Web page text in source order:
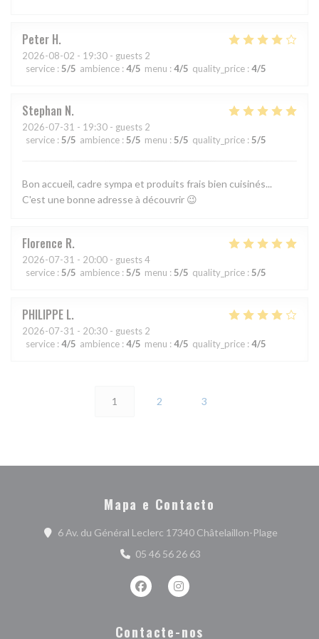
Peter H
2026-08-02 - 19:30 - guests 2
service : 5/5 ambience : 4/5 menu : 4/5 quality_price : 4/5
Stephan N
2026-07-31 - 19:30 - guests 2
service : 5/5 ambience : 5/5 menu : 5/5 quality_price : 5/5
Bon accueil, cadre sympa et produits frais bien cuisinés...
C'est une bonne adresse à découvrir 😉
Florence R
2026-07-31 - 20:00 - guests 4
service : 5/5 ambience : 5/5 menu : 5/5 quality_price : 5/5
PHILIPPE L
2026-07-31 - 20:30 - guests 2
service : 4/5 ambience : 4/5 menu : 4/5 quality_price : 4/5
1 2 3
Mapa e Contacto
6 Av. du Général Leclerc 17340 Châtelaillon-Plage
05 46 56 26 63
Facebook ((abre numa nova janela))
Instagram ((abre numa nova
Contacte-nos